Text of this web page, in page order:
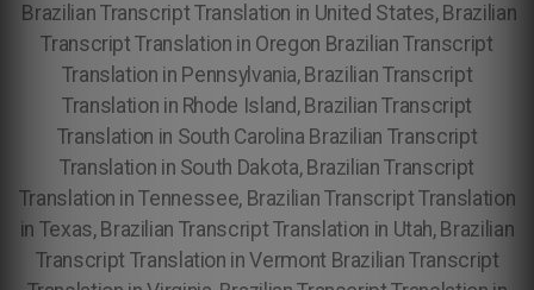
Brazilian Transcript Translation in United States, Brazilian
Transcript Translation in Oregon Brazilian Transcript
Translation in Pennsylvania, Brazilian Transcript
Translation in Rhode Island, Brazilian Transcript
Translation in South Carolina Brazilian Transcript
Translation in South Dakota, Brazilian Transcript
Translation in Tennessee, Brazilian Transcript Translation
in Texas, Brazilian Transcript Translation in Utah, Brazilian
Transcript Translation in Vermont Brazilian Transcript